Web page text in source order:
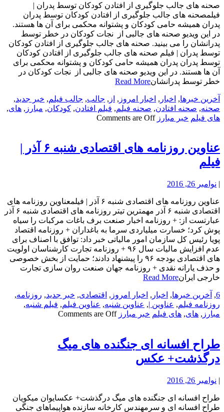
صحنه های جالب جلوگیری از افتادن کودکان توسط پدران |
فیلمصحنه های جالب جلوگیری از افتادن کودکان توسط پدران
پدران همیشه حامی کودکان و پشتوانه محکمی برای آن ها هستند.
در این ویدیو صحنه های جالبی از نجات کودکان در خطر توسط
پدرانشان را می بینید. صحنه های جالب جلوگیری از افتادن کودکان
توسط پدران | فیلم صحنه های جالب جلوگیری از افتادن کودکان
توسط پدران پدران همیشه حامی کودکان و پشتوانه محکمی برای
آن ها هستند. در این ویدیو صحنه های جالبی از نجات کودکان در
خطر توسط پدرانشانRead More
آخرین خبرها, اخبار , اخبار امروز , از , جالب, جالب فیلم, خبر جدید,
صحنه, صحنه افتادن, صحنه فیلم, فیلم افتادن, کودکان, مبارز , های,
های فیلم خبر مبارز Comments are Off
عناوین روزنامه های اقتصادی شنبه ۶ آذر |
فیلم
| نوامبر 26, 2016
عناوین روزنامه های اقتصادی شنبه ۶ آذر | فیلمعناوین روزنامه های
اقتصادی شنبه ۶ آذر مهمترین تیتر روزنامه های اقتصادی شنبه ۶ آذر
عبارتست از: + روزنامه اخبار صنعت برف باغات مرکبات را سیاه
پوش کرد؛ خسارت میلیاردی سرما به باغداران + روزنامه اقتصاد
پویا رئیس کل سازمان امور مالیاتی خبر داد: توافق با اصناف برای
عدم افزایش مالیات سال ۹۶ + روزنامه تجارت کارشناسان اولویت
های اقتصادی بودجه ۹۶ را پیشنهاد دادند؛ حمایت از بخش خصوصی
و حذف یارانه نقدی + روزنامه جهان صنعت روان سازی تجارت
خارجی ایرانRead More
6
, آخرین خبرها, اخبار , اخبار امروز , اقتصادی, خبر جدید, روزنامه,
روزنامه فیلم, عناوین |, عناوین شنبه, عناوین فیلم, فیلم شنبه,
مبارز , های, های فیلم خبر مبارز Comments are Off
طراح افسانه ای جنگنده های میگ
درگذشت+ عکس
| نوامبر 26, 2016
طراح افسانه ای جنگنده های میگ درگذشت+ عکسایوان میکویان
طراح افسانه ای و سرمهندس کارخانه سازنده هواپیماهای جنگی